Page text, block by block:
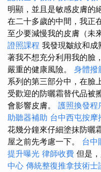
明顯，並且是敏感皮膚的
在二十多歲的中間，我正
至少要減慢我的皮膚（未
證照課程 我發現皺紋和成
著我不想充分利用我的臉
嚴重的健康風險。 身體撥
系列的第三部分中，在臉
受歡迎的防曬霜替代品被
會影響皮膚。 護照換發程
助聽器補助 台中西屯按摩
花幾分鐘來仔細塗抹防曬
屋之前先考慮一下。 台中
提升曝光 律師收費 但是
中心 傳統整復推拿技術士